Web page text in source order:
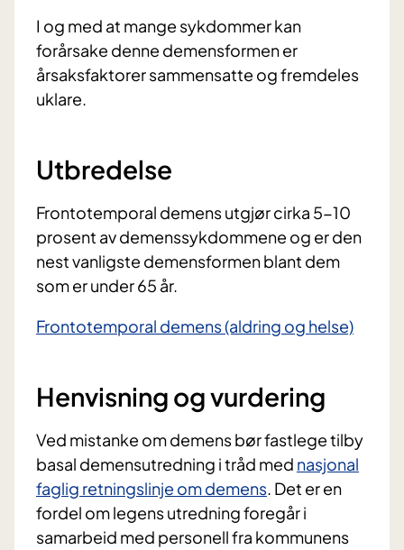
I og med at mange sykdommer kan
forårsake denne demensformen er
årsaksfaktorer sammensatte og fremdeles
uklare.
Utbredelse
Frontotemporal demens utgjør cirka 5-10
prosent av demenssykdommene og er den
nest vanligste demensformen blant dem
som er under 65 år.
Frontotemporal demens (aldring og helse)
Henvisning og vurdering
Ved mistanke om demens bør fastlege tilby
basal demensutredning i tråd med nasjonal
faglig retningslinje om demens. Det er en
fordel om legens utredning foregår i
samarbeid med personell fra kommunens